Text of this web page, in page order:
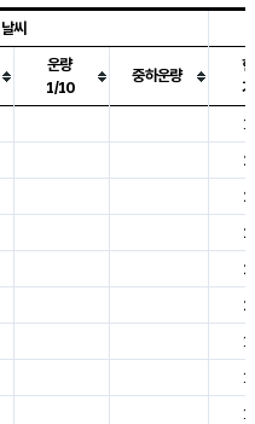
강수, 바람, 기압등을 안내한 표입
날씨
운량
1/10
중하운량